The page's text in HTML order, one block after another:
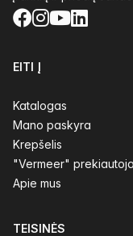
Facebook
Instagram
YouTube
LinkedIn
EITI Į
Katalogas
Mano paskyra
Krepšelis
"Vermeer"
Apie mus
TEISINĖS